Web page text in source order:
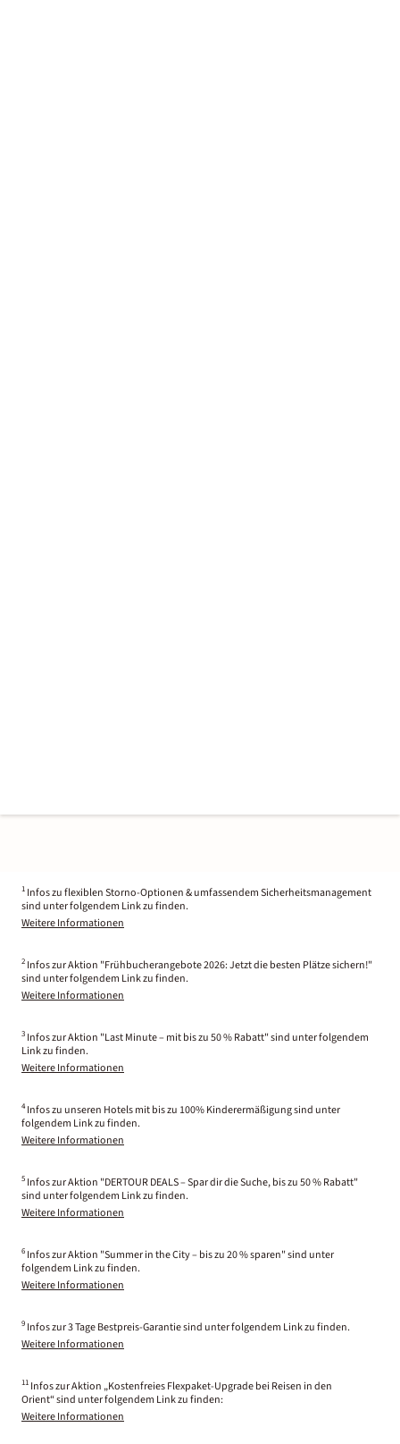
1 Infos zu flexiblen Storno-Optionen & umfassendem Sicherheitsmanagement
sind unter folgendem Link zu finden.
Weitere Informationen
2 Infos zur Aktion "Frühbucherangebote 2026: Jetzt die besten Plätze sichern!"
sind unter folgendem Link zu finden.
Weitere Informationen
3 Infos zur Aktion "Last Minute – mit bis zu 50 % Rabatt" sind unter folgendem
Link zu finden.
Weitere Informationen
4 Infos zu unseren Hotels mit bis zu 100% Kinderermäßigung sind unter
folgendem Link zu finden.
Weitere Informationen
5 Infos zur Aktion "DERTOUR DEALS – Spar dir die Suche, bis zu 50 % Rabatt"
sind unter folgendem Link zu finden.
Weitere Informationen
6 Infos zur Aktion "Summer in the City – bis zu 20 % sparen" sind unter
folgendem Link zu finden.
Weitere Informationen
9 Infos zur 3 Tage Bestpreis-Garantie sind unter folgendem Link zu finden.
Weitere Informationen
11 Infos zur Aktion „Kostenfreies Flexpaket-Upgrade bei Reisen in den
Orient“ sind unter folgendem Link zu finden:
Weitere Informationen